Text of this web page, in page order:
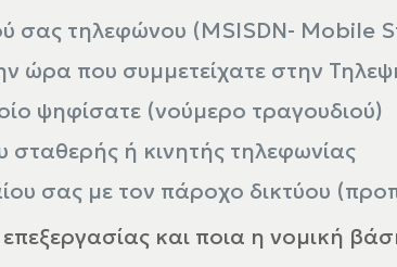
σας τηλεφώνου (MSISDN-
ώρα που συμμετείχατε στην
ψηφίσατε (νούμερο τραγουδιού)
ή κινητής τηλεφωνίας
σας με τον πάροχο δικτύου
και ποια η νομική